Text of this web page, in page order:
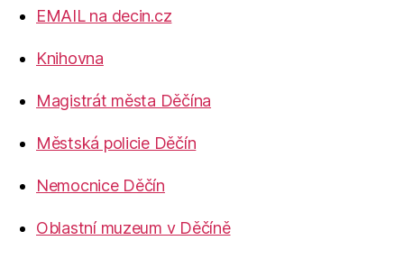
EMAIL na decin.cz
Knihovna
Magistrát města Děčína
Městská policie Děčín
Nemocnice Děčín
Oblastní muzeum v Děčíně